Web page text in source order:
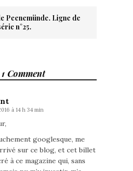
Peenemünde. Ligne de
n°25.
1 Comment
à 14 h 34 min
googlesque, me
sur ce blog, et cet billet
à ce magazine qui, sans